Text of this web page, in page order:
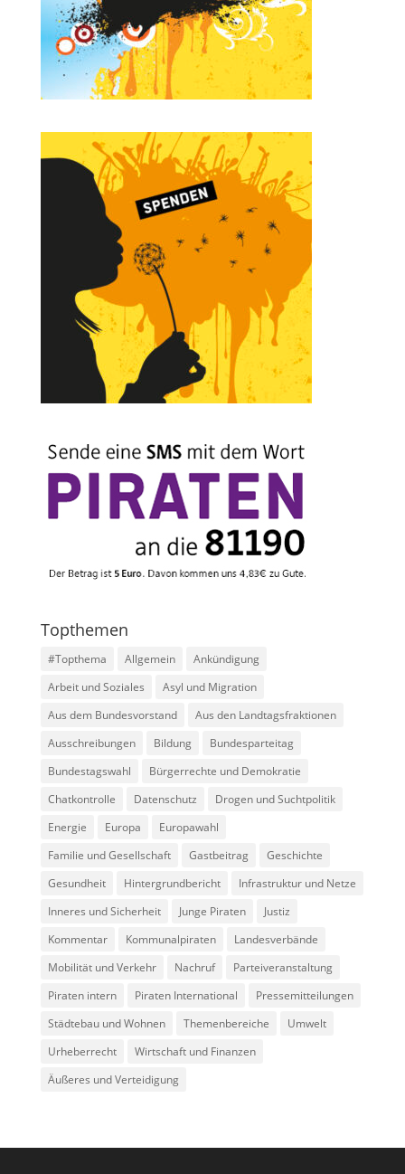
Topthemen
#Topthema Allgemein
Ankündigung
Arbeit und Soziales
Asyl und Migration
Aus dem Bundesvorstand
Aus den Landtagsfraktionen
Ausschreibungen
Bildung
Bundesparteitag
Bundestagswahl
Bürgerrechte und Demokratie
Chatkontrolle
Datenschutz
Drogen und Suchtpolitik
Energie
Europa
Europawahl
Familie und Gesellschaft
Gastbeitrag
Geschichte
Gesundheit
Hintergrundbericht
Infrastruktur und Netze
Inneres und Sicherheit
Junge Piraten
Justiz
Kommentar
Kommunalpiraten
Landesverbände
Mobilität und Verkehr
Nachruf
Parteiveranstaltung
Piraten intern
Piraten International
Pressemitteilungen
Städtebau und Wohnen
Themenbereiche
Umwelt
Urheberrecht
Wirtschaft und Finanzen
Äußeres und Verteidigung